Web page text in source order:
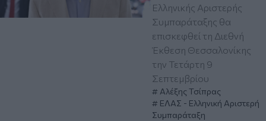
Ελληνικής Αριστερής
Συμπαράταξης θα
επισκεφθεί τη Διεθνή
Έκθεση Θεσσαλονίκης
την Τετάρτη 9
Σεπτεμβρίου
Αλέξης Τσίπρας
ΕΛΑΣ - Ελληνική Αριστερή
Συμπαράταξη